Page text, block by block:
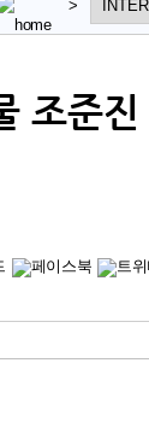
>
조준